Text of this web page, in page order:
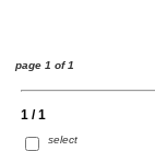
page 1 of 1
1 / 1
select